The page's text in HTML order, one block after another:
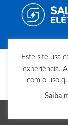
Este site usa
experiência.
com o uso
Saiba